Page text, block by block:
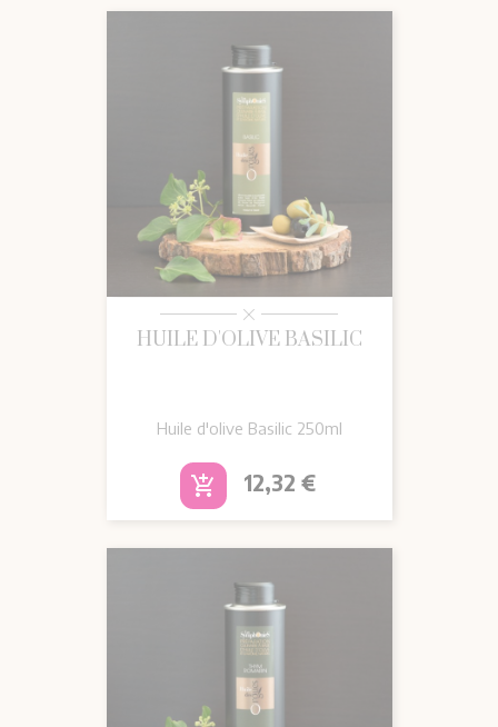
HUILE D'OLIVE BASILIC
Huile d'olive Basilic 250ml
add_shopping_cart Prix
12,32 €